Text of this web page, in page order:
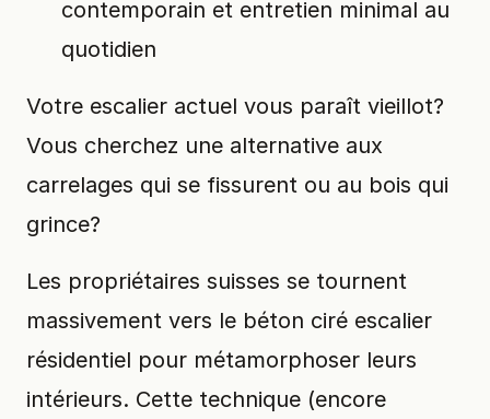
contemporain et entretien minimal au
quotidien
Votre escalier actuel vous paraît vieillot?
Vous cherchez une alternative aux
carrelages qui se fissurent ou au bois qui
grince?
Les propriétaires suisses se tournent
massivement vers le béton ciré escalier
résidentiel pour métamorphoser leurs
intérieurs. Cette technique (encore